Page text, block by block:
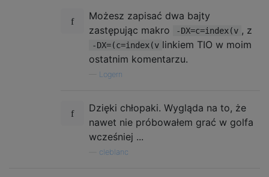
Możesz zapisać dwa bajty
zastępując makro
-DX=c=index(v , z
-DX=(c=index(v linkiem TIO w moim
ostatnim komentarzu.
Logern
Dzięki chłopaki. Wygląda na to, że
nawet nie próbowałem grać w golfa
wcześniej ...
cleblanc